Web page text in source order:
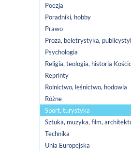
Poezja
Poradniki, hobby
Prawo
Proza, beletrystyka,
Psychologia
Religia, teologia, historia
Reprinty
Rolnictwo, leśnictwo, hodowla
Różne
Sport, turystyka
Sztuka, muzyka, film,
Technika
Unia Europejska